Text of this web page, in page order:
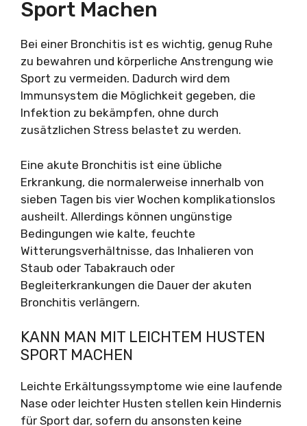
Sport Machen
Bei einer Bronchitis ist es wichtig, genug Ruhe
zu bewahren und körperliche Anstrengung wie
Sport zu vermeiden. Dadurch wird dem
Immunsystem die Möglichkeit gegeben, die
Infektion zu bekämpfen, ohne durch
zusätzlichen Stress belastet zu werden.
Eine akute Bronchitis ist eine übliche
Erkrankung, die normalerweise innerhalb von
sieben Tagen bis vier Wochen komplikationslos
ausheilt. Allerdings können ungünstige
Bedingungen wie kalte, feuchte
Witterungsverhältnisse, das Inhalieren von
Staub oder Tabakrauch oder
Begleiterkrankungen die Dauer der akuten
Bronchitis verlängern.
KANN MAN MIT LEICHTEM HUSTEN
SPORT MACHEN
Leichte Erkältungssymptome wie eine laufende
Nase oder leichter Husten stellen kein Hindernis
für Sport dar, sofern du ansonsten keine